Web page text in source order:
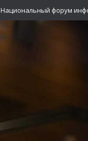
Национальный форум